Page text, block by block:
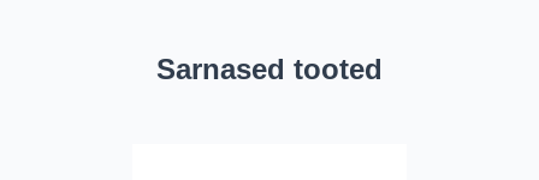
Sarnased tooted